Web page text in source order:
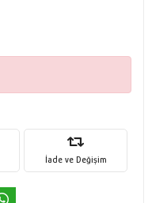
İade ve Değişim